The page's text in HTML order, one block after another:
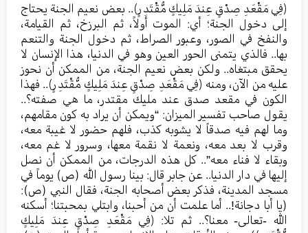
﴿فِي مَقْعَدِ صِدْقٍ عِندَ مَلِيكٍ مُّقْتَدِرٍ﴾.. بعض نعيم الجنة يحتاج
إلى دخول الجنة؛ أي: الموت أولاً، ثم البرزخ، ثم القيامة،
والنفخ في الصور، وعبور الصراط، ثم دخول الجنة والتنعم
بها.. فالذي يتمنى الحور العين وهو في الدنيا، هذا الإنسان لا
يحقق مبتغاه.. ولكن بعض نعيم الجنة، من الممكن أن نحوز
عليه من الآن، ومنه ﴿فِي مَقْعَدِ صِدْقٍ عِندَ مَلِيكٍ مُّقْتَدِرٍ﴾.. فهذا
الكون في مقعد صدق عند مليك مقتدر، ما هي صفته؟..
يقول صاحب تفسير الميزان: “ويمكن أن يراد به كون مقامهم،
وما لهم فيه صدقاً لا يشوبه كذب، فلهم حضور لا غيبة معه،
وقرب لا بعد معه، ونعمة لا نقمة معها، وسرور لا غم معه،
وبقاء لا فناء معه”.. كل هذه الدرجات، من الممكن أن نصل
إليها في دار الدنيا.. عن جابر قال: بينا رسول الله (ص) يوماً في
مسجد المدينة، فذكر بعض أصحابه الجنة، فقال النبي (ص):
(يا أبا دجانة!.. أما علمت أن من أحبنا، وابتلي بمحبتنا؛ أسكنه
الله -تعالى- معنا؟.. ثم تلا: ﴿فِي مَقْعَدِ صِدْقٍ عِندَ مَلِيكٍ